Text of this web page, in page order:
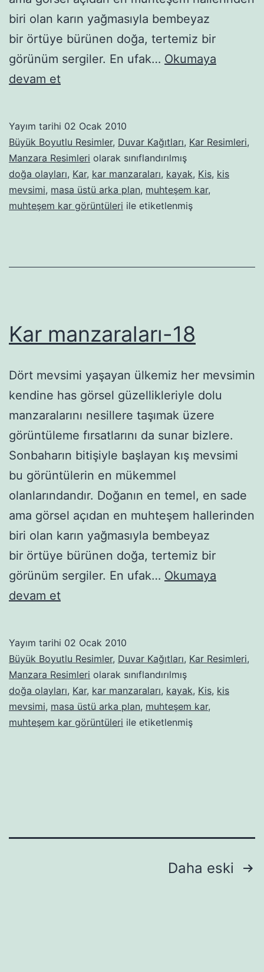
biri olan karın yağmasıyla bembeyaz
bir örtüye bürünen doğa, tertemiz bir
görünüm sergiler. En ufak… Okumaya
devam etKar
Yayım tarihi 02 Ocak 2010
Büyük Boyutlu Resimler, Duvar Kağıtları, Kar Resimleri,
Manzara Resimleri olarak sınıflandırılmış
doğa olayları, Kar, kar manzaraları, kayak, Kis, kis
mevsimi, masa üstü arka plan, muhteşem kar,
muhteşem kar görüntüleri ile etiketlenmiş
Kar manzaraları-18
Dört mevsimi yaşayan ülkemiz her mevsimin
kendine has görsel güzellikleriyle dolu
manzaralarını nesillere taşımak üzere
görüntüleme fırsatlarını da sunar bizlere.
Sonbaharın bitişiyle başlayan kış mevsimi
bu görüntülerin en mükemmel
olanlarındandır. Doğanın en temel, en sade
ama görsel açıdan en muhteşem hallerinden
biri olan karın yağmasıyla bembeyaz
bir örtüye bürünen doğa, tertemiz bir
görünüm sergiler. En ufak… Okumaya
devam etKar
Yayım tarihi 02 Ocak 2010
Büyük Boyutlu Resimler, Duvar Kağıtları, Kar Resimleri,
Manzara Resimleri olarak sınıflandırılmış
doğa olayları, Kar, kar manzaraları, kayak, Kis, kis
mevsimi, masa üstü arka plan, muhteşem kar,
muhteşem kar görüntüleri ile etiketlenmiş
Daha eski